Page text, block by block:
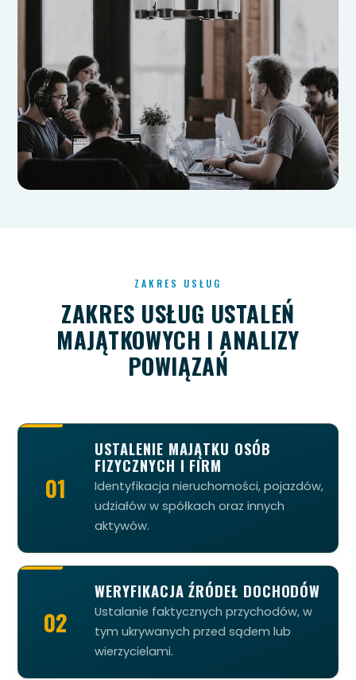
ZAKRES USŁUG
ZAKRES USŁUG USTALEŃ
MAJĄTKOWYCH I ANALIZY
POWIĄZAŃ
01
USTALENIE MAJĄTKU OSÓB
FIZYCZNYCH I FIRM
Identyfikacja nieruchomości, pojazdów,
udziałów w spółkach oraz innych
aktywów.
02
WERYFIKACJA ŹRÓDEŁ DOCHODÓW
Ustalanie faktycznych przychodów, w
tym ukrywanych przed sądem lub
wierzycielami.